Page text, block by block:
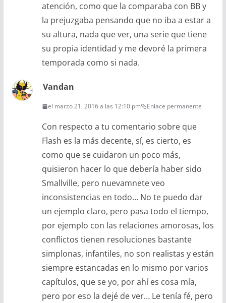
atención, como que la comparaba con BB y
la prejuzgaba pensando que no iba a estar a
su altura, nada que ver, una serie que tiene
su propia identidad y me devoré la primera
temporada como si nada.
Vandan
el marzo 21, 2016 a las 12:10 pm Enlace permanente
Con respecto a tu comentario sobre que
Flash es la más decente, sí, es cierto, es
como que se cuidaron un poco más,
quisieron hacer lo que debería haber sido
Smallville, pero nuevamnete veo
inconsistencias en todo… No te puedo dar
un ejemplo claro, pero pasa todo el tiempo,
por ejemplo con las relaciones amorosas, los
conflictos tienen resoluciones bastante
simplonas, infantiles, no son realistas y están
siempre estancadas en lo mismo por varios
capítulos, que se yo, por ahí es cosa mía,
pero por eso la dejé de ver… Le tenía fé, pero